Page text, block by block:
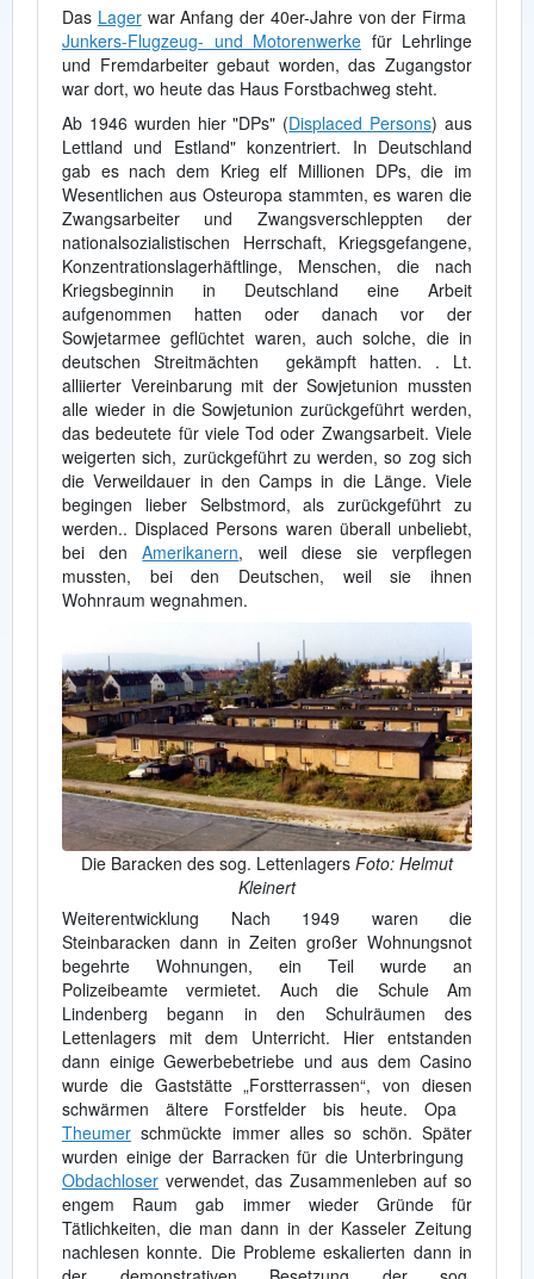
Das Lagerwar Anfang der 40er-Jahre von der Firma
Junkers-Flugzeug- und Motorenwerke für Lehrlinge
und Fremdarbeiter gebaut worden, das Zugangstor
war dort, wo heute das Haus Forstbachweg steht.
Ab 1946 wurden hier "DPs" (Displaced Persons) aus
Lettland und Estland" konzentriert. In Deutschland
gab es nach dem Krieg elf Millionen DPs, die im
Wesentlichen aus Osteuropa stammten, es waren die
Zwangsarbeiter und Zwangsverschleppten der
nationalsozialistischen Herrschaft, Kriegsgefangene,
Konzentrationslagerhäftlinge, Menschen, die nach
Kriegsbeginnin in Deutschland eine Arbeit
aufgenommen hatten oder danach vor der
Sowjetarmee geflüchtet waren, auch solche, die in
deutschen Streitmächten gekämpft hatten. . Lt.
alliierter Vereinbarung mit der Sowjetunion mussten
alle wieder in die Sowjetunion zurückgeführt werden,
das bedeutete für viele Tod oder Zwangsarbeit. Viele
weigerten sich, zurückgeführt zu werden, so zog sich
die Verweildauer in den Camps in die Länge. Viele
begingen lieber Selbstmord, als zurückgeführt zu
werden.. Displaced Persons waren überall unbeliebt,
bei denAmerikanern, weil diese sie verpflegen
mussten, bei den Deutschen, weil sie ihnen
Wohnraum wegnahmen.
Die Baracken des sog. Lettenlagers Foto: Helmut
Kleinert
Weiterentwicklung Nach 1949 waren die
Steinbaracken dann in Zeiten großer Wohnungsnot
begehrte Wohnungen, ein Teil wurde an
Polizeibeamte vermietet. Auch die Schule Am
Lindenberg begann in den Schulräumen des
Lettenlagers mit dem Unterricht. Hier entstanden
dann einige Gewerbebetriebe und aus dem Casino
wurde die Gaststätte „Forstterrassen“, von diesen
schwärmen ältere Forstfelder bis heute. Opa
Theumer schmückte immer alles so schön. Später
wurden einige der Barracken für die Unterbringung
Obdachloser verwendet, das Zusammenleben auf so
engem Raum gab immer wieder Gründe für
Tätlichkeiten, die man dann in der Kasseler Zeitung
nachlesen konnte. Die Probleme eskalierten dann in